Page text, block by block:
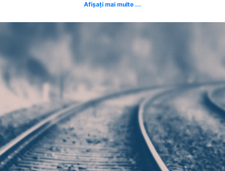
Afișați mai multe ...